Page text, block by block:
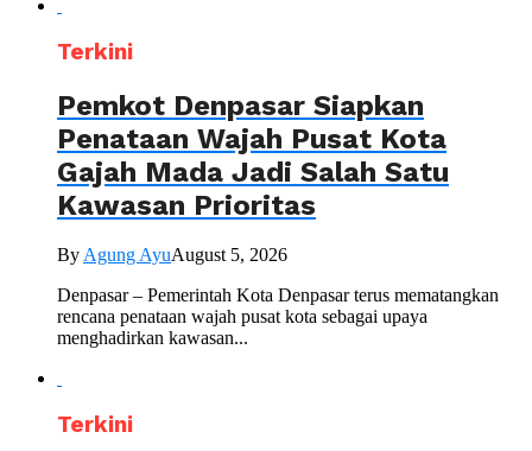
Terkini
Pemkot Denpasar Siapkan
Penataan Wajah Pusat Kota
Gajah Mada Jadi Salah Satu
Kawasan Prioritas
ByAgung AyuAugust 5, 2026
Denpasar – Pemerintah Kota Denpasar terus mematangkan
rencana penataan wajah pusat kota sebagai upaya
menghadirkan kawasan...
Terkini